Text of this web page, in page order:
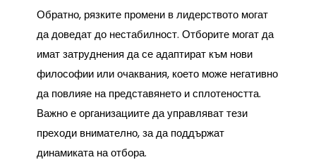
Обратно, рязките промени в лидерството могат
да доведат до нестабилност. Отборите могат да
имат затруднения да се адаптират към нови
философии или очаквания, което може негативно
да повлияе на представянето и сплотеността.
Важно е организациите да управляват тези
преходи внимателно, за да поддържат
динамиката на отбора.